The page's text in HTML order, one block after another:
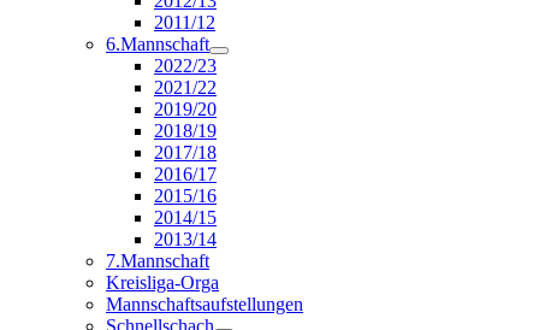
2011/12
6.Mannschaft
2022/23
2021/22
2019/20
2018/19
2017/18
2016/17
2015/16
2014/15
2013/14
7.Mannschaft
Kreisliga-Orga
Mannschaftsaufstellungen
Schnellschach